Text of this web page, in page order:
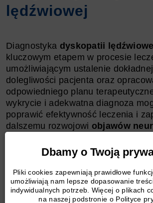
Dbamy o Twoją
Pliki cookies zapewniają prawidłowe
umożliwiają nam lepsze dopasowanie
indywidualnych potrzeb. Więcej o plikach
na naszej podstronie o Polityce
lędźwiowej
Diagnostyka dyskopatii
kluczowym etapem w procesie
umożliwiającym ustalenie
dolegliwości pacjenta oraz
odpowiedniego planu
wykrycie i adekwatna diagnoza
poprawić efektywność leczenia i
dalszemu rozwojowi objawów
Wywiad medyczny i badanie
pierwszym krokiem w
pozwalającym na uzyskanie
o charakterze i lokalizacji bólu, a